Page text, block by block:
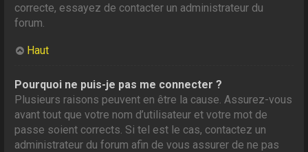
correcte, essayez de contacter un administrateur du
forum.
Haut
Pourquoi ne puis-je pas me connecter ?
Plusieurs raisons peuvent en être la cause. Assurez-vous
avant tout que votre nom d’utilisateur et votre mot de
passe soient corrects. Si tel est le cas, contactez un
administrateur du forum afin de vous assurer de ne pas